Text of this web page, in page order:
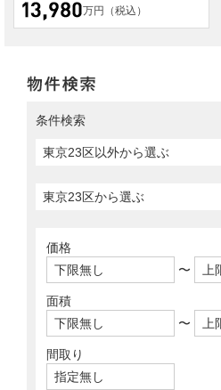
万円（税込）
条件検索
価格
〜
面積
〜
間取り